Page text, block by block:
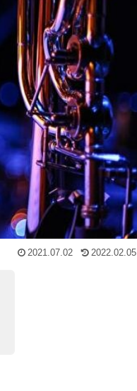
2021.07.02 2022.02.05